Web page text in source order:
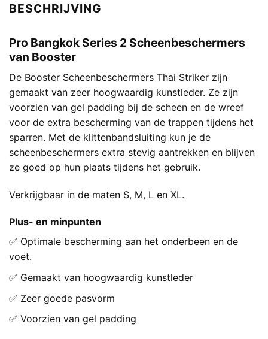
BESCHRIJVING
Pro Bangkok Series 2 Scheenbeschermers
van Booster
De Booster Scheenbeschermers Thai Striker zijn
gemaakt van zeer hoogwaardig kunstleder. Ze zijn
voorzien van gel padding bij de scheen en de wreef
voor de extra bescherming van de trappen tijdens het
sparren. Met de klittenbandsluiting kun je de
scheenbeschermers extra stevig aantrekken en blijven
ze goed op hun plaats tijdens het gebruik.
Verkrijgbaar in de maten S, M, L en XL.
Plus- en minpunten
✅ Optimale bescherming aan het onderbeen en de
voet.
✅ Gemaakt van hoogwaardig kunstleder
✅ Zeer goede pasvorm
✅ Voorzien van gel padding